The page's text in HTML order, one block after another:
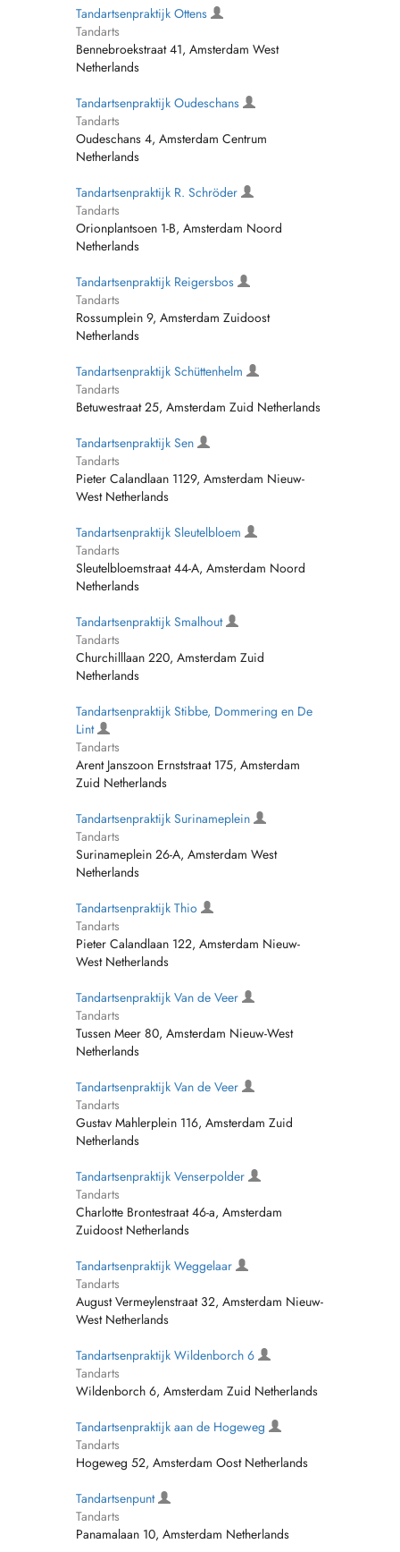
Tandartsenpraktijk Ottens
Tandarts
Bennebroekstraat 41, Amsterdam West
Netherlands
Tandartsenpraktijk Oudeschans
Tandarts
Oudeschans 4, Amsterdam Centrum
Netherlands
Tandartsenpraktijk R. Schröder
Tandarts
Orionplantsoen 1-B, Amsterdam Noord
Netherlands
Tandartsenpraktijk Reigersbos
Tandarts
Rossumplein 9, Amsterdam Zuidoost
Netherlands
Tandartsenpraktijk Schüttenhelm
Tandarts
Betuwestraat 25, Amsterdam Zuid Netherlands
Tandartsenpraktijk Sen
Tandarts
Pieter Calandlaan 1129, Amsterdam Nieuw-
West Netherlands
Tandartsenpraktijk Sleutelbloem
Tandarts
Sleutelbloemstraat 44-A, Amsterdam Noord
Netherlands
Tandartsenpraktijk Smalhout
Tandarts
Churchilllaan 220, Amsterdam Zuid
Netherlands
Tandartsenpraktijk Stibbe, Dommering en De
Lint
Tandarts
Arent Janszoon Ernststraat 175, Amsterdam
Zuid Netherlands
Tandartsenpraktijk Surinameplein
Tandarts
Surinameplein 26-A, Amsterdam West
Netherlands
Tandartsenpraktijk Thio
Tandarts
Pieter Calandlaan 122, Amsterdam Nieuw-
West Netherlands
Tandartsenpraktijk Van de Veer
Tandarts
Tussen Meer 80, Amsterdam Nieuw-West
Netherlands
Tandartsenpraktijk Van de Veer
Tandarts
Gustav Mahlerplein 116, Amsterdam Zuid
Netherlands
Tandartsenpraktijk Venserpolder
Tandarts
Charlotte Brontestraat 46-a, Amsterdam
Zuidoost Netherlands
Tandartsenpraktijk Weggelaar
Tandarts
August Vermeylenstraat 32, Amsterdam Nieuw-
West Netherlands
Tandartsenpraktijk Wildenborch 6
Tandarts
Wildenborch 6, Amsterdam Zuid Netherlands
Tandartsenpraktijk aan de Hogeweg
Tandarts
Hogeweg 52, Amsterdam Oost Netherlands
Tandartsenpunt
Tandarts
Panamalaan 10, Amsterdam Netherlands